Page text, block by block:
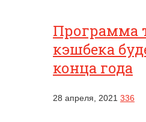
Программа
кэшбека
конца года
28 апреля, 2021 336